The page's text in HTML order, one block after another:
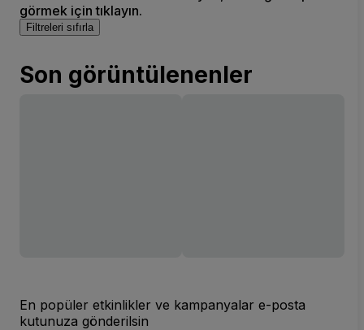
görmek için tıklayın.
Filtreleri sıfırla
Son görüntülenenler
En popüler etkinlikler ve kampanyalar e-posta
kutunuza gönderilsin